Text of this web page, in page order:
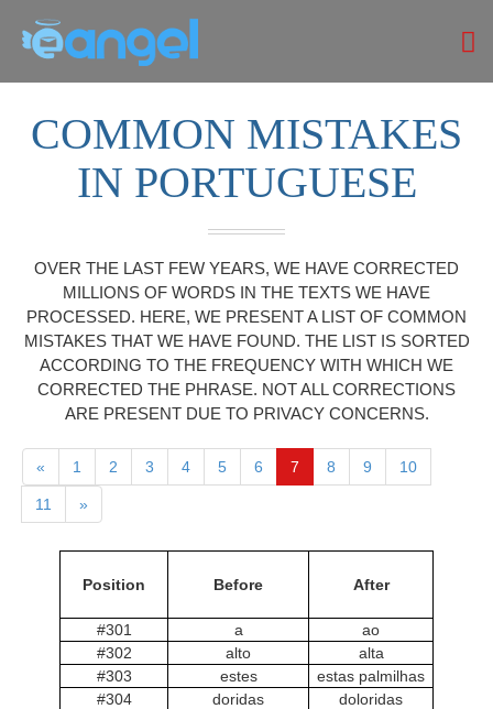
COMMON MISTAKES
IN PORTUGUESE
OVER THE LAST FEW YEARS, WE HAVE CORRECTED
MILLIONS OF WORDS IN THE TEXTS WE HAVE
PROCESSED. HERE, WE PRESENT A LIST OF COMMON
MISTAKES THAT WE HAVE FOUND. THE LIST IS SORTED
ACCORDING TO THE FREQUENCY WITH WHICH WE
CORRECTED THE PHRASE. NOT ALL CORRECTIONS
ARE PRESENT DUE TO PRIVACY CONCERNS.
« 1 2 3 4 5 6 7 8 9 10
11 »
Position Before After
#301 a
ao
#302
alto
alta
#303
estes
estas palmilhas
#304
doridas
doloridas